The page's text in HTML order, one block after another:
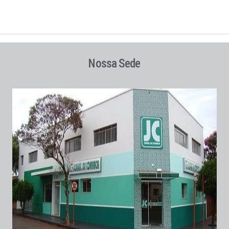
Nossa Sede